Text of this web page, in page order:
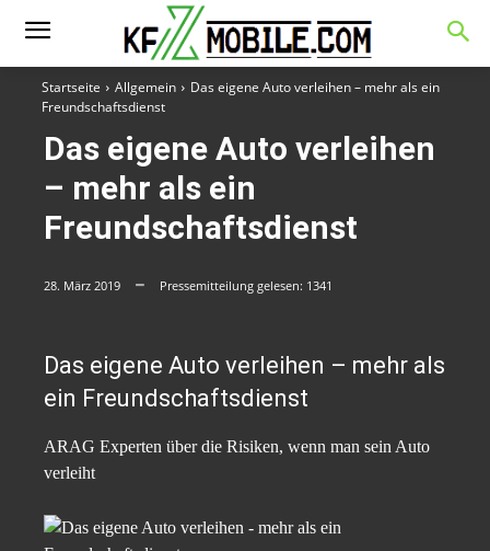
Startseite Allgemein
Das eigene Auto verleihen – mehr als ein
Freundschaftsdienst
Das eigene Auto verleihen
– mehr als ein
Freundschaftsdienst
28. März 2019 Pressemitteilung gelesen: 1341
Das eigene Auto verleihen – mehr als
ein Freundschaftsdienst
ARAG Experten über die Risiken, wenn man sein Auto
verleiht